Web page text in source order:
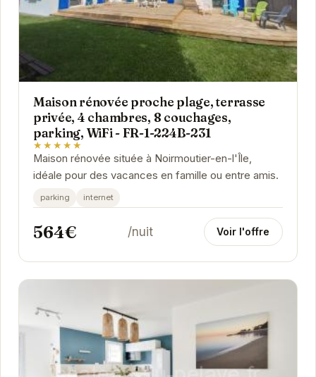
Maison rénovée proche plage, terrasse
privée, 4 chambres, 8 couchages,
parking, WiFi - FR-1-224B-231
★★★★★
Maison rénovée située à Noirmoutier-en-l'Île,
idéale pour des vacances en famille ou entre amis.
parking internet
564€ /nuit Voir l'offre